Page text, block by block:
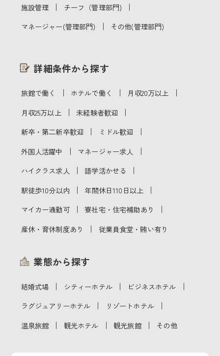
施設管理 ｜ チーフ（管理部門) ｜
マネージャー(管理部門) ｜ その他(管理部門)
詳細条件から探す
旅館で働く ｜ ホテルで働く ｜ 月収20万以上 ｜
月収25万以上 ｜ 未経験者歓迎 ｜
新卒・第二新卒歓迎 ｜ ミドル歓迎 ｜
外国人活躍中 ｜ マネージャー求人 ｜
ハイクラス求人 ｜ 語学活かせる ｜
駅徒歩10分以内 ｜ 年間休日110日以上 ｜
マイカー通勤可 ｜ 寮社宅・住宅補助あり ｜
産休・育休制度あり ｜ 従業員食堂・賄い有り
業態から探す
結婚式場 ｜ シティーホテル ｜ ビジネスホテル ｜
ラグジュアリーホテル ｜ リゾートホテル ｜
温泉旅館 ｜ 観光ホテル ｜ 観光旅館 ｜ その他